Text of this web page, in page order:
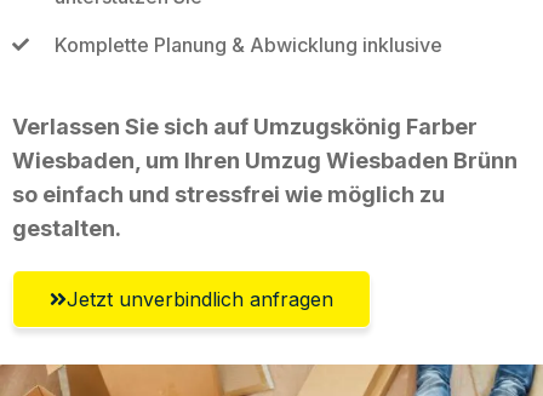
Komplette Planung & Abwicklung inklusive
Verlassen Sie sich auf Umzugskönig Farber
Wiesbaden, um Ihren Umzug Wiesbaden Brünn
so einfach und stressfrei wie möglich zu
gestalten.
Jetzt unverbindlich anfragen